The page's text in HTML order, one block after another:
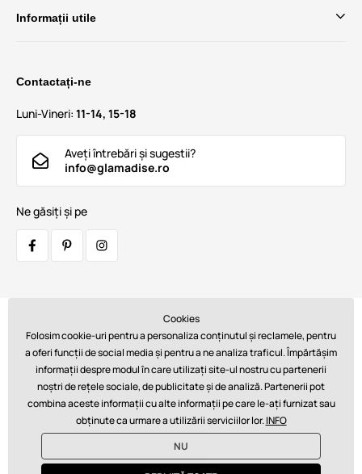
Informații utile
Contactați-ne
Luni-Vineri: 11-14, 15-18
Aveți întrebări și sugestii?
info@glamadise.ro
Ne găsiți și pe
Plăți:
© 2026 www.glamadise.ro. Asigură tehnicSimplia s.r.o.
Cookies
Folosim cookie-uri pentru a personaliza conținutul și reclamele, pentru
a oferi funcții de social media și pentru a ne analiza traficul. Împărtășim
informații despre modul în care utilizați site-ul nostru cu partenerii
noștri de rețele sociale, de publicitate și de analiză. Partenerii pot
combina aceste informații cu alte informații pe care le-ați furnizat sau
obținute ca urmare a utilizării serviciilor lor.INFO
NU